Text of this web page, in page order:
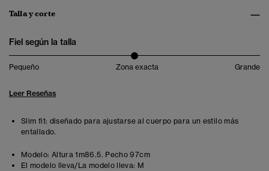
Talla y corte
Fiel según la talla
Pequeño Zona exacta Grande
Leer Reseñas
Slim fit: diseñado para ajustarse al cuerpo para un estilo más
entallado.
Modelo: Altura 1m86.5. Pecho 97cm
El modelo lleva/La modelo lleva: M